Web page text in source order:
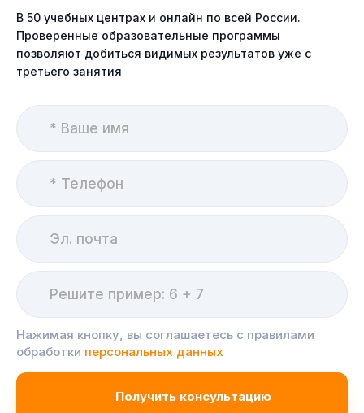
В 50 учебных центрах и онлайн по всей России.
Проверенные образовательные программы
позволяют добиться видимых результатов уже с
третьего занятия
Нажимая кнопку, вы соглашаетесь с правилами
обработки персональных данных